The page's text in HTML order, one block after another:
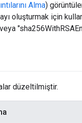
Alma)
oluşturmak için
düzeltilmiştir.